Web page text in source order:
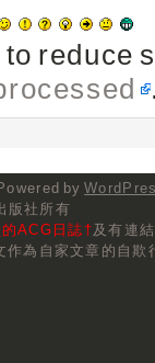
reduce
by
版社所有
ACG日誌†及有連
為自家文章的自欺